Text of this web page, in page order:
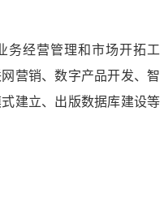
务经营管理和市场开拓工
营销、数字产品开发、智
建立、出版数据库建设等